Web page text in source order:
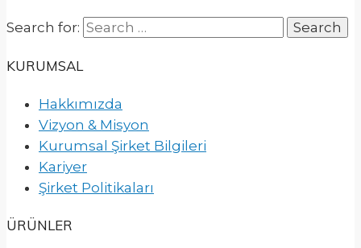
Search for:
KURUMSAL
Hakkımızda
Vizyon & Misyon
Kurumsal Şirket Bilgileri
Kariyer
Şirket Politikaları
ÜRÜNLER